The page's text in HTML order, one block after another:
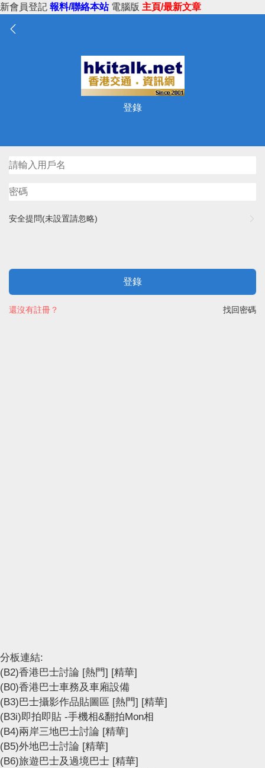
新會員登記 報料/聯絡本站 電腦版 主頁/最新文章
登錄
安全提問(未設置請忽略)
登錄
找回密碼
還沒有註冊？
分板連結:
(B2)香港巴士討論 [熱門] [精華]
(B0)香港巴士車務及車廂設備
(B3)巴士攝影作品貼圖區 [熱門] [精華]
(B3i)即拍即貼 -手機相&翻拍Mon相
(B4)兩岸三地巴士討論 [精華]
(B5)外地巴士討論 [精華]
(B6)旅遊巴士及過境巴士 [精華]